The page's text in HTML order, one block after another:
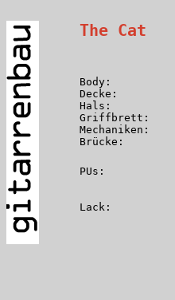
The Cat
Body:
Decke:
Hals:
Griffbrett:
Mechaniken:
Brücke:
PUs:
Lack: